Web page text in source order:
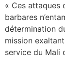
« Ces attaques
barbares
détermination
mission
service du Mali